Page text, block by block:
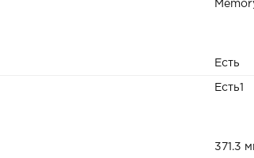
Есть
Есть1
371.3